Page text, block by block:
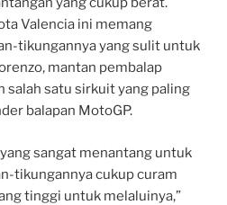
Valencia ini memang
tikungannya yang sulit untuk
mantan pembalap
salah satu sirkuit yang paling
balapan MotoGP.
sangat menantang untuk
tikungannya cukup curam
tinggi untuk melaluinya,”